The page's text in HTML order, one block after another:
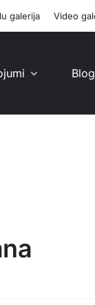
galerija Video